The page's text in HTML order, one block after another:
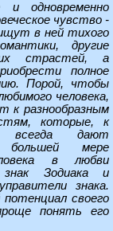
и одновременно
чувство -
в ней тихого
другие
страстей, а
полное
Порой, чтобы
человека,
к разнообразным
которые, к
всегда дают
мере
в любви
Зодиака и
знака.
своего
понять его